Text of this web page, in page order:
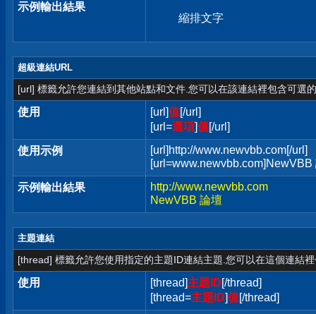
示例輸出結果
縮排文字
超級連結URL
[url] 標籤允許您連結到其他站點和文件.您可以在該連結裡包含可選
使用 [url]值[/url]
[url=選項]值[/url]
使用示例
[url]http://www.newvbb.com[/url]
[url=www.newvbb.com]NewVBB
示例輸出結果
http://www.newvbb.com
NewVBB 論壇
主題連結
[thread] 標籤允許您使用指定的主題ID連結主題.您可以在這個連結
使用 [thread]主題ID[/thread]
[thread=主題ID]值[/thread]